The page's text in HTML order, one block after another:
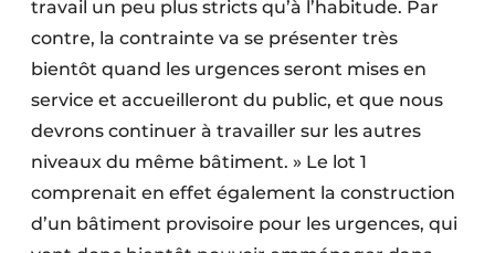
travail un peu plus stricts qu’à l’habitude. Par
contre, la contrainte va se présenter très
bientôt quand les urgences seront mises en
service et accueilleront du public, et que nous
devrons continuer à travailler sur les autres
niveaux du même bâtiment. » Le lot 1
comprenait en effet également la construction
d’un bâtiment provisoire pour les urgences, qui